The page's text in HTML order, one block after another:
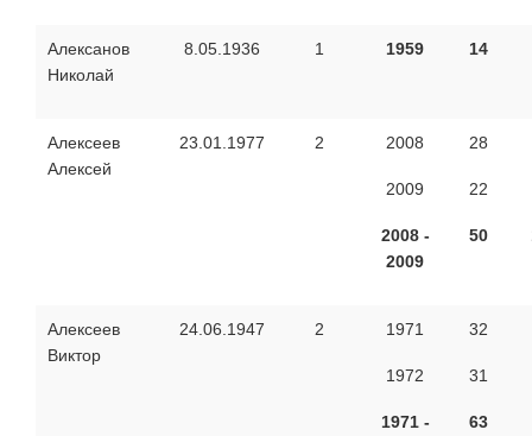
Алексанов
Николай
8.05.1936 1 1959 14
Алексеев
Алексей
23.01.1977 2 2008
2009
2008 -
2009
28
22
50
Алексеев
Виктор
24.06.1947 2 1971
1972
1971 -
32
31
63